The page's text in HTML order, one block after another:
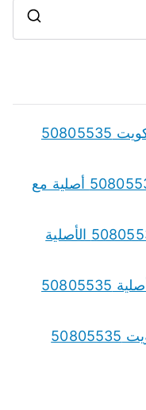
r
قطع غيار شانجان CHANGAN الكويت 50805535
قطع غيار دومي Domi الكويت 50805535 أصلية مع
قطع غيار جيلي Geely الكويت 50805535 الأصلية
قطع غيار جيتور Jetour بالكويت أصلية 50805535
قطع غيار بايك BAIC الأصلية بالكويت 50805535